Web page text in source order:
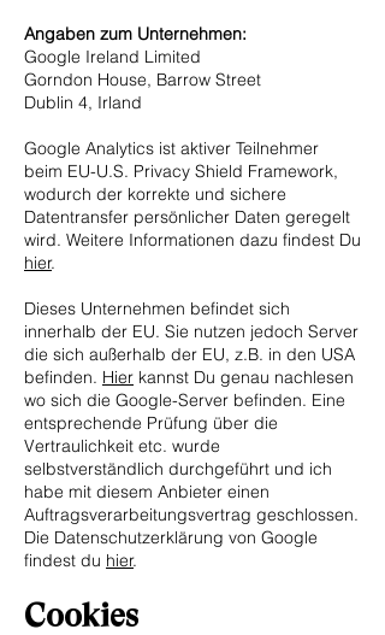
Angaben zum Unternehmen:
Google Ireland Limited
Gorndon House, Barrow Street
Dublin 4, Irland
Google Analytics ist aktiver Teilnehmer
beim EU-U.S. Privacy Shield Framework,
wodurch der korrekte und sichere
Datentransfer persönlicher Daten geregelt
wird. Weitere Informationen dazu findest Du
hier.
Dieses Unternehmen befindet sich
innerhalb der EU. Sie nutzen jedoch Server
die sich außerhalb der EU, z.B. in den USA
befinden. Hier kannst Du genau nachlesen
wo sich die Google-Server befinden. Eine
entsprechende Prüfung über die
Vertraulichkeit etc. wurde
selbstverständlich durchgeführt und ich
habe mit diesem Anbieter einen
Auftragsverarbeitungsvertrag geschlossen.
Die Datenschutzerklärung von Google
findest du hier.
Cookies